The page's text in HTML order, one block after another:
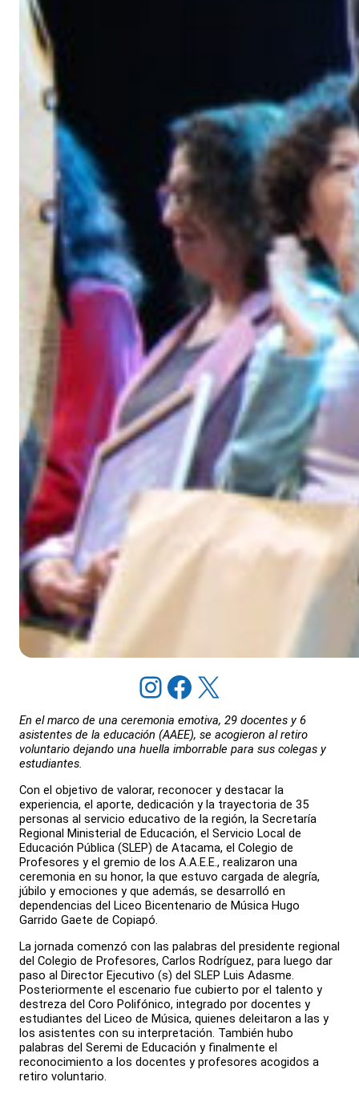
Instagram Facebook X
En el marco de una ceremonia emotiva, 29 docentes y 6
asistentes de la educación (AAEE), se acogieron al retiro
voluntario dejando una huella imborrable para sus colegas y
estudiantes.
Con el objetivo de valorar, reconocer y destacar la
experiencia, el aporte, dedicación y la trayectoria de 35
personas al servicio educativo de la región, la Secretaría
Regional Ministerial de Educación, el Servicio Local de
Educación Pública (SLEP) de Atacama, el Colegio de
Profesores y el gremio de los A.A.E.E., realizaron una
ceremonia en su honor, la que estuvo cargada de alegría,
júbilo y emociones y que además, se desarrolló en
dependencias del Liceo Bicentenario de Música Hugo
Garrido Gaete de Copiapó.
La jornada comenzó con las palabras del presidente regional
del Colegio de Profesores, Carlos Rodríguez, para luego dar
paso al Director Ejecutivo (s) del SLEP Luis Adasme.
Posteriormente el escenario fue cubierto por el talento y
destreza del Coro Polifónico, integrado por docentes y
estudiantes del Liceo de Música, quienes deleitaron a las y
los asistentes con su interpretación. También hubo
palabras del Seremi de Educación y finalmente el
reconocimiento a los docentes y profesores acogidos a
retiro voluntario.